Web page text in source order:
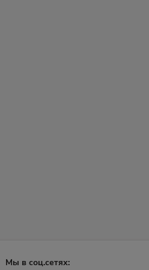
Мы в соц.сетях: